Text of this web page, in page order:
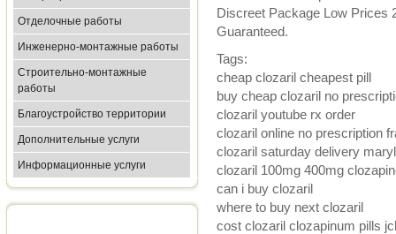
Отделочные работы
Инженерно-монтажные работы
Строительно-монтажные
работы
Благоустройство территории
Дополнительные услуги
Информационные услуги
Discreet Package Low Prices
Guaranteed.
Tags:
cheap clozaril cheapest pill
buy cheap clozaril no
clozaril youtube rx order
clozaril online no prescription
clozaril saturday delivery
clozaril 100mg 400mg
can i buy clozaril
where to buy next clozaril
cost clozaril clozapinum pills